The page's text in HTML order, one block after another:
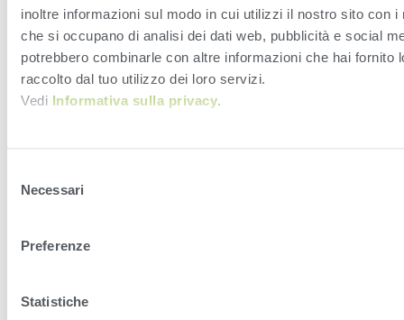
inoltre informazioni sul modo in cui utilizzi il nostro sito con i
che si occupano di analisi dei dati web, pubblicità e social
potrebbero combinarle con altre informazioni che hai fornito
raccolto dal tuo utilizzo dei loro servizi.
Vedi Informativa sulla privacy.
delNecessari
Preferenze
Statistiche